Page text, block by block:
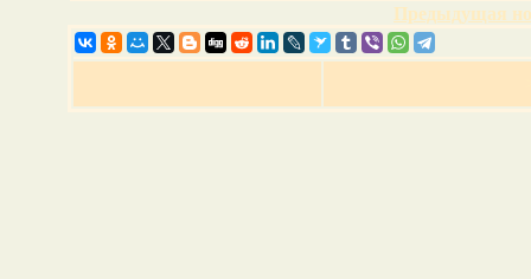
Предыдущая